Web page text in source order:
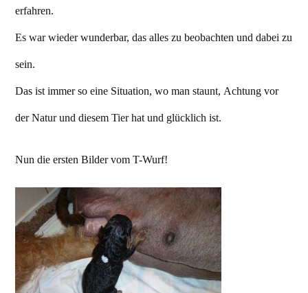
erfahren.
Es war wieder wunderbar, das alles zu beobachten und dabei zu
sein.
Das ist immer so eine Situation, wo man staunt, Achtung vor
der Natur und diesem Tier hat und glücklich ist.
Nun die ersten Bilder vom T-Wurf!